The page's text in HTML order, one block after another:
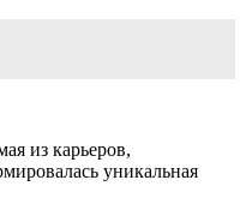
из карьеров,
уникальная